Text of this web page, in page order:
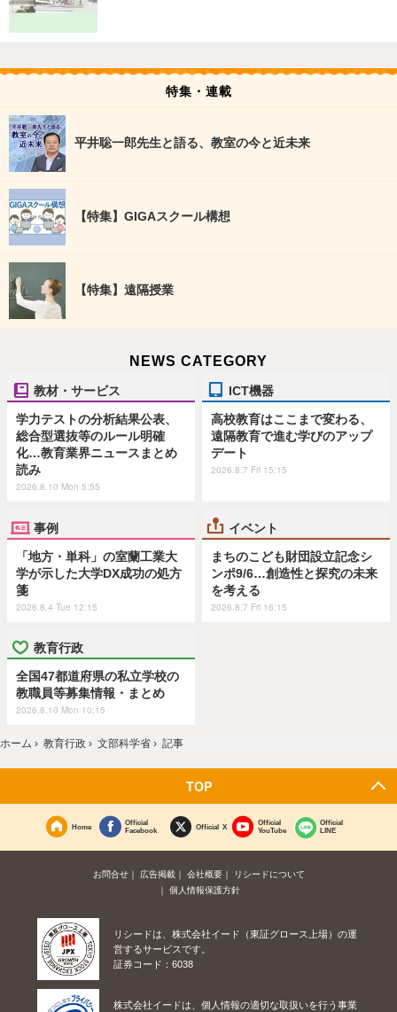
特集・連載
平井聡一郎先生と語る、教室の今と近未来
【特集】GIGAスクール構想
【特集】遠隔授業
NEWS CATEGORY
教材・サービス
学力テストの分析結果公表、
総合型選抜等のルール明確
化…教育業界ニュースまとめ
読み
2026.8.10 Mon 5:55
ICT機器
高校教育はここまで変わる、
遠隔教育で進む学びのアップ
デート
2026.8.7 Fri 15:15
事例
「地方・単科」の室蘭工業大
学が示した大学DX成功の処方
箋
2026.8.4 Tue 12:15
イベント
まちのこども財団設立記念シ
ンポ9/6…創造性と探究の未来
を考える
2026.8.7 Fri 16:15
教育行政
全国47都道府県の私立学校の
教職員等募集情報・まとめ
2026.8.10 Mon 10:15
ホーム › 教育行政 › 文部科学省 › 記事
TOP
Home
Official
Facebook
Official X
Official
YouTube
Official
LINE
お問合せ 広告掲載 会社概要
リシードについて
個人情報保護方針
リシードは、株式会社イード（東証グロース上場）の運
営するサービスです。
証券コード：6038
株式会社イードは、個人情報の適切な取扱いを行う事業